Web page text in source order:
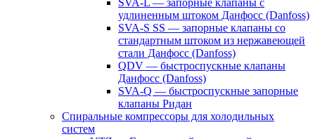
SVA-L — запорные клапаны с
удлиненным штоком Данфосс (Danfoss)
SVA-S SS — запорные клапаны со
стандартным штоком из нержавеющей
стали Данфосс (Danfoss)
QDV — быстроспускные клапаны
Данфосс (Danfoss)
SVA-Q — быстроспускные запорные
клапаны Ридан
Спиральные компрессоры для холодильных
систем